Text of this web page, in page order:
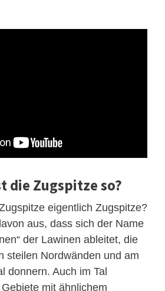
die Zugspitze so?
eigentlich Zugspitze?
aus, dass sich der Name
der Lawinen ableitet, die
steilen Nordwänden und am
donnern. Auch im Tal
mit ähnlichem